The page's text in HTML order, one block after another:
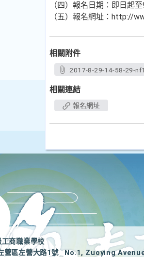
（四）報名日期：即日起
（五）報名網址：http://
相關附件
2017-8-29-14-58-29-
相關連結
報名網址
商職業學校
營區左營大路1號
No.1, Zuoying